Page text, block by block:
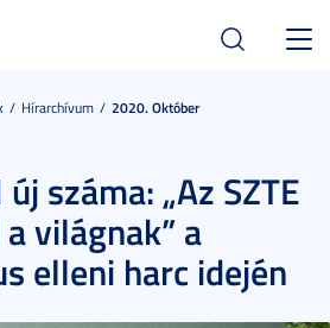
Hírarchívum 2020. Október
száma: „Az SZTE
világnak” a
elleni harc idején